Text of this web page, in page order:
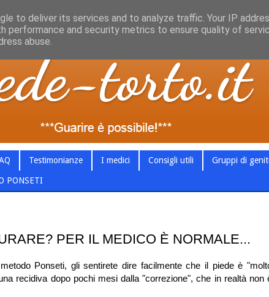
Testimonianze I medici Consigli utili Gruppi di
PONSETI
PER IL MEDICO È NORMALE...
Ponseti, gli sentirete dire facilmente che il piede è
recidiva dopo pochi mesi dalla "correzione", che in realtà non
to deliver its services and to analyze traffic. Your IP
performance and security metrics to ensure quality of
abuse.